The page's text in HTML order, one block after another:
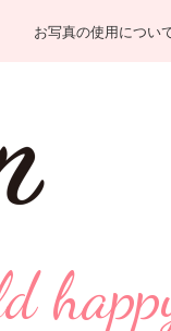
お写真の使用につい